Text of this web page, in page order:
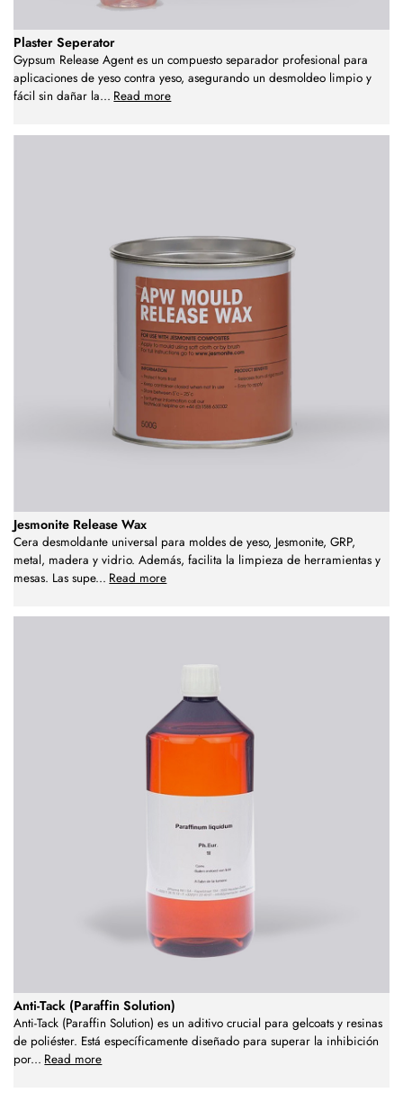
Plaster Seperator
Gypsum Release Agent es un compuesto separador profesional para
aplicaciones de yeso contra yeso, asegurando un desmoldeo limpio y
fácil sin dañar la... Read more
Jesmonite Release Wax
Cera desmoldante universal para moldes de yeso, Jesmonite, GRP,
metal, madera y vidrio. Además, facilita la limpieza de herramientas y
mesas. Las supe... Read more
Anti-Tack (Paraffin Solution)
Anti-Tack (Paraffin Solution) es un aditivo crucial para gelcoats y resinas
de poliéster. Está específicamente diseñado para superar la inhibición
por... Read more